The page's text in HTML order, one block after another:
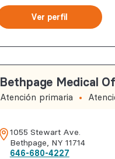
Ver perfil
Bethpage Medical
Atención primaria
1055 Stewart Ave.
Bethpage NY 11714
646-680-4227